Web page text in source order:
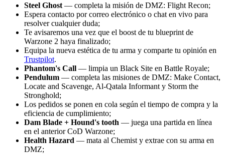
Steel Ghost — completa la misión de DMZ: Flight Recon;
Espera contacto por correo electrónico o chat en vivo para
resolver cualquier duda;
Te avisaremos una vez que el boost de tu blueprint de
Warzone 2 haya finalizado;
Equipa la nueva estética de tu arma y comparte tu opinión en
Trustpilot.
Phantom's Call — limpia un Black Site en Battle Royale;
Pendulum — completa las misiones de DMZ: Make Contact,
Locate and Scavenge, Al-Qatala Informant y Storm the
Stronghold;
Los pedidos se ponen en cola según el tiempo de compra y la
eficiencia de cumplimiento;
Dam Blade + Hound's tooth — juega una partida en línea
en el anterior CoD Warzone;
Health Hazard — mata al Chemist y extrae con su arma en
DMZ;